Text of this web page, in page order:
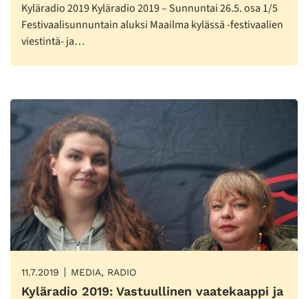
Kyläradio 2019 Kyläradio 2019 – Sunnuntai 26.5. osa 1/5
Festivaalisunnuntain aluksi Maailma kylässä -festivaalien
viestintä- ja…
11.7.2019 MEDIA, RADIO
Kyläradio 2019: Vastuullinen vaatekaappi ja